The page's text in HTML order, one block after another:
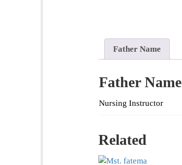
Father Name
Father Name
Nursing Instructor
Related